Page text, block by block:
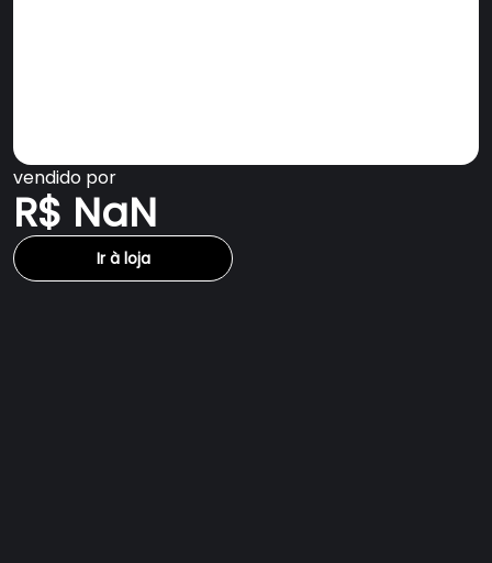
vendido por
R$ NaN
Ir à loja